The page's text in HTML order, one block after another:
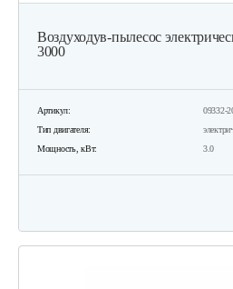
Воздуходув-пылесос
3000
Артикул:
09332-
Тип двигателя:
Мощность, кВт:
3.0